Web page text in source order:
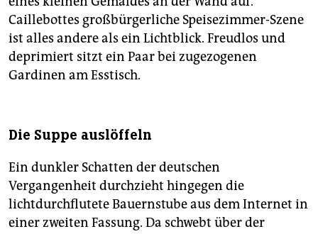
Caillebottes großbürgerliche Speisezimmer-Szene
ist alles andere als ein Lichtblick. Freudlos und
deprimiert sitzt ein Paar bei zugezogenen
Gardinen am Esstisch.
Die Suppe auslöffeln
Ein dunkler Schatten der deutschen
Vergangenheit durchzieht hingegen die
lichtdurchflutete Bauernstube aus dem Internet in
einer zweiten Fassung. Da schwebt über der